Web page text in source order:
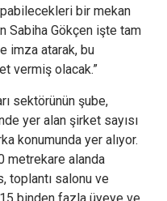
bir mekan
Sabiha Gökçen işte tam
imza atarak, bu
vermiş olacak.”
sektörünün şube,
yer alan şirket sayısı
konumunda yer alıyor.
metrekare alanda
toplantı salonu ve